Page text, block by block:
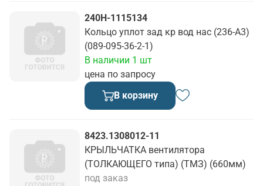
240Н-1115134
Кольцо уплот зад кр вод нас (236-А3)
(089-095-36-2-1)
цена по запросу
В наличии 1 шт
В корзину
8423.1308012-11
КРЫЛЬЧАТКА вентилятора
(ТОЛКАЮЩЕГО типа) (ТМЗ) (660мм)
под заказ